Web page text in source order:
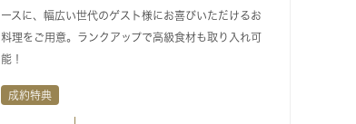
ースに、幅広い世代のゲスト様にお喜びいただけるお
料理をご用意。ランクアップで高級食材も取り入れ可
能！
成約特典